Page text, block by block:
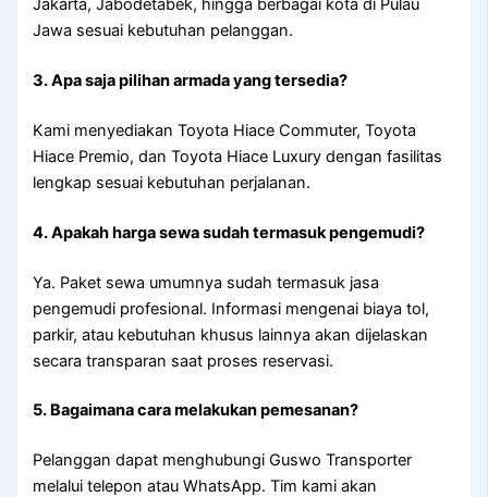
Jakarta, Jabodetabek, hingga berbagai kota di Pulau
Jawa sesuai kebutuhan pelanggan.
3. Apa saja pilihan armada yang tersedia?
Kami menyediakan Toyota Hiace Commuter, Toyota
Hiace Premio, dan Toyota Hiace Luxury dengan fasilitas
lengkap sesuai kebutuhan perjalanan.
4. Apakah harga sewa sudah termasuk pengemudi?
Ya. Paket sewa umumnya sudah termasuk jasa
pengemudi profesional. Informasi mengenai biaya tol,
parkir, atau kebutuhan khusus lainnya akan dijelaskan
secara transparan saat proses reservasi.
5. Bagaimana cara melakukan pemesanan?
Pelanggan dapat menghubungi Guswo Transporter
melalui telepon atau WhatsApp. Tim kami akan